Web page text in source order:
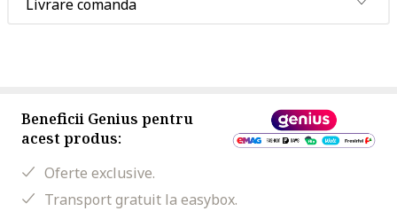
Livrare comanda
Beneficii Genius pentru
acest produs:
Oferte exclusive.
Transport gratuit la easybox.